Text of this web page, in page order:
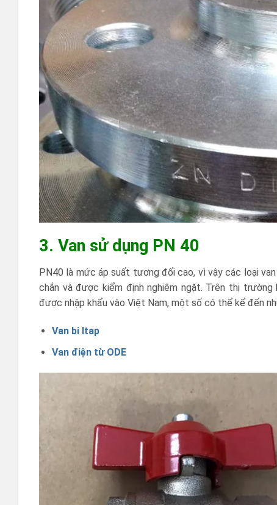
3. Van sử dụng PN 40
PN40 là mức áp suất tương đối cao, vì vậy các loại
chắn và được kiểm định nghiêm ngặt. Trên thị
được nhập khẩu vào Việt Nam, một số có thể kể đến
Van bi Itap
Van điện từ ODE